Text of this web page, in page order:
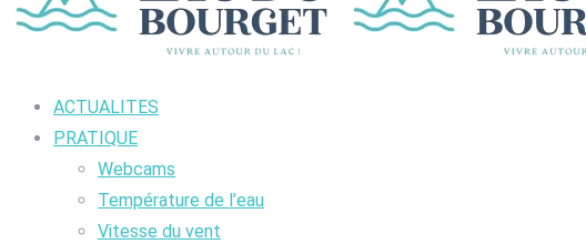
ACTUALITES
PRATIQUE
Webcams
Température de l’eau
Vitesse du vent